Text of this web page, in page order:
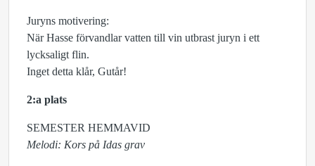
Juryns motivering:
När Hasse förvandlar vatten till vin utbrast juryn i ett
lycksaligt flin.
Inget detta klår, Gutår!
2:a plats
SEMESTER HEMMAVID
Melodi: Kors på Idas grav